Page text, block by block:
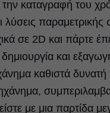
καταγραφή του
σε 2D και πάρτε
και
καθιστά
με μια παρτίδα